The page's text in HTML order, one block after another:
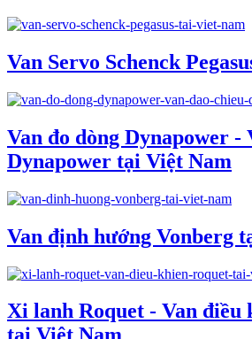
Van Servo Schenck
Van đo dòng Dynapower -
Dynapower tại Việt Nam
Van định hướng Vonberg
Xi lanh Roquet - Van điều